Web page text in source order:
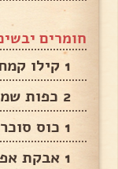
חומרים
1 קילו קמח מנופה
2 כפות שמרים
1 כוס סוכר
1 אבקת אפיה